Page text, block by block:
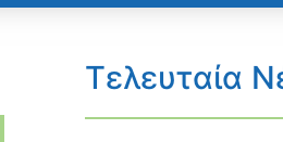
Τελευταία